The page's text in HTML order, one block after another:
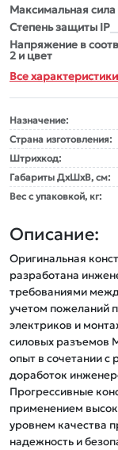
Максимальная сила
Степень защиты IP
Напряжение в
2 и цвет
Все характеристики
Назначение:
Страна изготовления:
Штрихкод:
Габариты ДxШxВ, см:
Вес с упаковкой, кг:
Описание:
Оригинальная
разработана
требованиями
учетом пожеланий
электриков и
силовых разъемов
опыт в сочетании с
доработок
Прогрессивные
применением
уровнем качества
надежность и